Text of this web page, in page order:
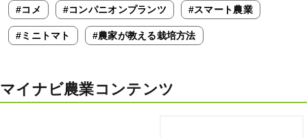
#コメ #コンパニオンプランツ #スマート農業
#ミニトマト #農家が教える栽培方法
マイナビ農業コンテンツ